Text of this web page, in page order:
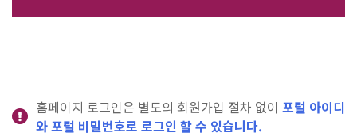
홈페이지 로그인은 별도의 회원가입 절차 없이 포털 아이디
와 포털 비밀번호로 로그인 할 수 있습니다.